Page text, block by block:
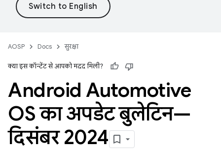
AOSP Docs सुरक्षा
क्या इस कॉन्टेंट से आपको मदद मिली?
Android Automotive
OS का अपडेट बुलेटिन—
दिसंबर 2024